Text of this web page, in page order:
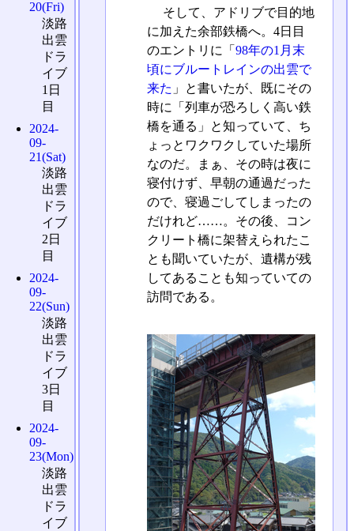
そして、アドリブで目的地
に加えた余部鉄橋へ。4日目
のエントリに「 98年の1月末
頃にブルートレインの出雲で
来た 」と書いたが、既にその
時に「列車が恐ろしく高い鉄
橋を通る」と知っていて、ち
ょっとワクワクしていた場所
なのだ。まぁ、その時は夜に
寝付けず、早朝の通過だった
ので、寝過ごしてしまったの
だけれど……。その後、コン
クリート橋に架替えられたこ
とも聞いていたが、遺構が残
してあることも知っていての
訪問である。
20(Fri)
淡路
出雲
ドラ
イブ
1日
目
2024-
09-
21(Sat)
淡路
出雲
ドラ
イブ
2日
目
2024-
09-
22(Sun)
淡路
出雲
ドラ
イブ
3日
目
2024-
09-
23(Mon)
淡路
出雲
ドラ
イブ